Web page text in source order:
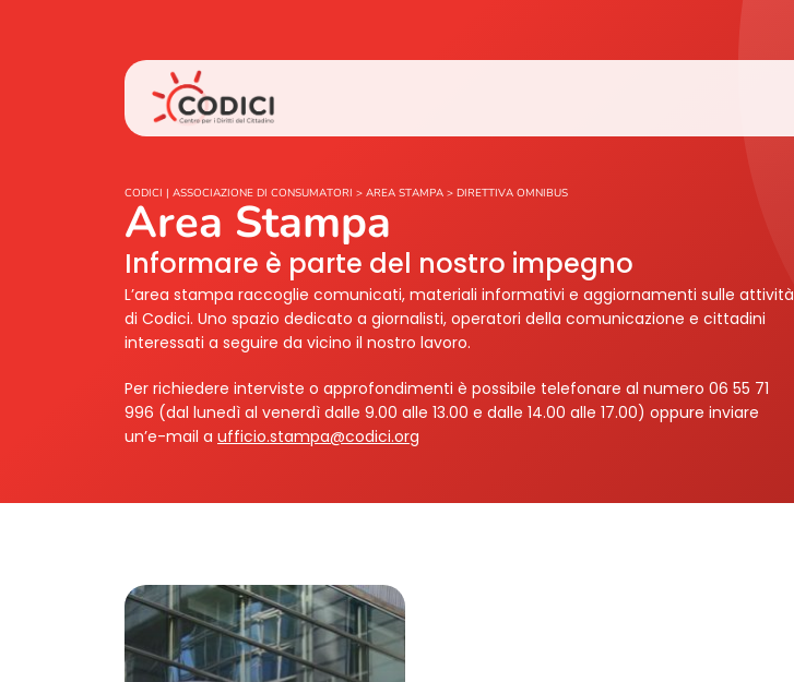
CODICI | ASSOCIAZIONE DI CONSUMATORI > AREA STAMPA > DIRETTIVA OMNIBUS
Area Stampa
Informare è parte del nostro impegno
L’area stampa raccoglie comunicati, materiali informativi e aggiornamenti sulle attività
di Codici. Uno spazio dedicato a giornalisti, operatori della comunicazione e cittadini
interessati a seguire da vicino il nostro lavoro.
Per richiedere interviste o approfondimenti è possibile telefonare al numero 06 55 71
996 (dal lunedì al venerdì dalle 9.00 alle 13.00 e dalle 14.00 alle 17.00) oppure inviare
un’e-mail a ufficio.stampa@codici.org